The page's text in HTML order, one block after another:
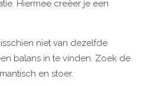
Hiermee creëer je een
niet van dezelfde
balans in te vinden. Zoek de
en stoer.